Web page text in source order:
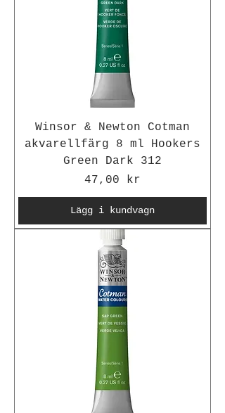
Winsor & Newton Cotman
akvarellfärg 8 ml Hookers
Green Dark 312
Pris
47,00 kr
Lägg i kundvagn